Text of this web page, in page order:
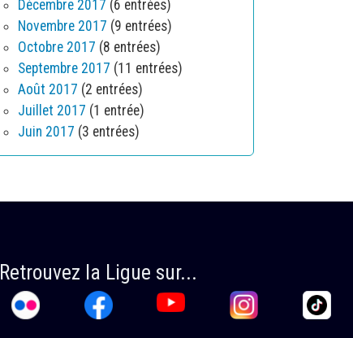
Décembre 2017 (6 entrées)
Novembre 2017 (9 entrées)
Octobre 2017 (8 entrées)
Septembre 2017 (11 entrées)
Août 2017 (2 entrées)
Juillet 2017 (1 entrée)
Juin 2017 (3 entrées)
Retrouvez la Ligue sur...